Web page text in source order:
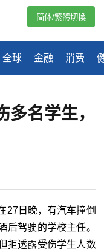
全球 金融 消费
简体/繁體切換
名学生，
27日晚，有汽车撞倒
后驾驶的学校主任。
拒透露受伤学生人数